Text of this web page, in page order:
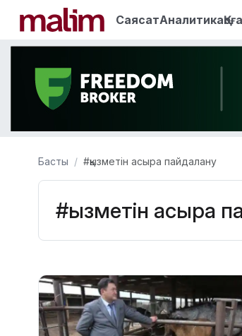
СаясатАналитика
Басты #қызметін асыра пайдалану
#қызметін асыра